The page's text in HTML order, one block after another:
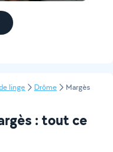
linge Drôme Margès
: tout ce